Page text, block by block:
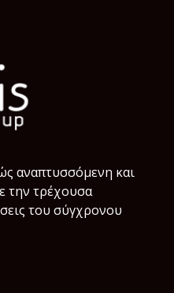
αναπτυσσόμενη και
την τρέχουσα
του σύγχρονου